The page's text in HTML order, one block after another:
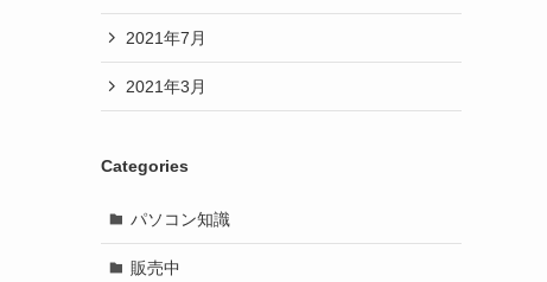
2021年7月
2021年3月
Categories
パソコン知識
販売中